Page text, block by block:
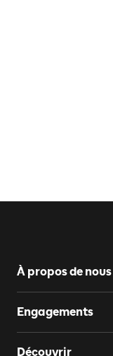
À propos de nous
Engagements
Découvrir